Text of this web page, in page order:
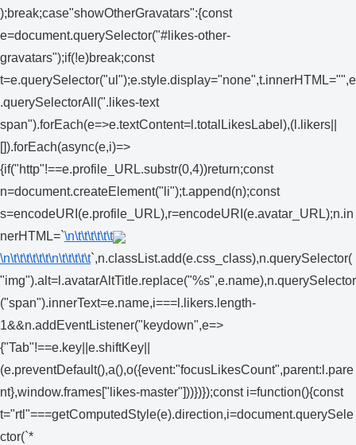
);break;case"showOtherGravatars":{const
e=document.querySelector("#likes-other-
gravatars");if(!e)break;const
t=e.querySelector("ul");e.style.display="none",t.innerHTML="",e
.querySelectorAll(".likes-text
span").forEach(e=>e.textContent=l.totalLikesLabel),(l.likers||
[]).forEach(async(e,i)=>
{if("http"!==e.profile_URL.substr(0,4))return;const
n=document.createElement("li");t.append(n);const
s=encodeURI(e.profile_URL),r=encodeURI(e.avatar_URL);n.in
nerHTML=`\n\t\t\t\t\t\t
\n\t\t\t\t\t\t\n\t\t\t\t\t`,n.classList.add(e.css_class),n.querySelector(
"img").alt=l.avatarAltTitle.replace("%s",e.name),n.querySelector
("span").innerText=e.name,i===l.likers.length-
1&&n.addEventListener("keydown",e=>
{"Tab"!==e.key||e.shiftKey||
(e.preventDefault(),a(),o({event:"focusLikesCount",parent:l.pare
nt},window.frames["likes-master"]))})});const i=function(){const
t="rtl"===getComputedStyle(e).direction,i=document.querySele
ctor(`*